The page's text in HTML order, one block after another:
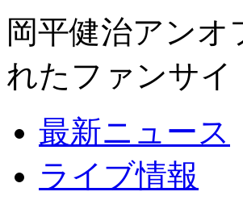
岡平健治アン
れたファンサイ
最新ニュース
ライブ情報